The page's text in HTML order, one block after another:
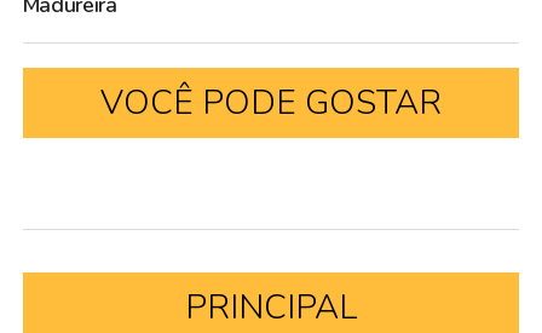
VOCÊ PODE GOSTAR
PRINCIPAL